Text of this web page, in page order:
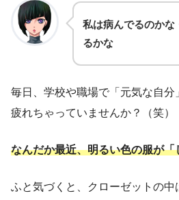
私は病んでるのかな
るかな
毎日、学校や職場で「元気な自分
疲れちゃっていませんか？（笑）
なんだか最近、明るい色の服が「
ふと気づくと、クローゼットの